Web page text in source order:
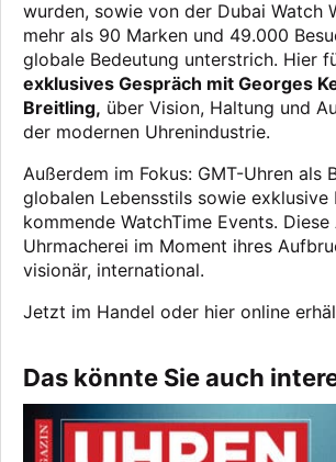
wurden, sowie von der Dubai Watch
mehr als 90 Marken und 49.000
globale Bedeutung unterstrich. Hier
exklusives Gespräch mit Georges
Breitling, über Vision, Haltung und
der modernen Uhrenindustrie.
Außerdem im Fokus: GMT-Uhren als
globalen Lebensstils sowie exklusive
kommende WatchTime Events.
Uhrmacherei im Moment ihres
visionär, international.
Jetzt im Handel oder hier online
Das könnte Sie auch